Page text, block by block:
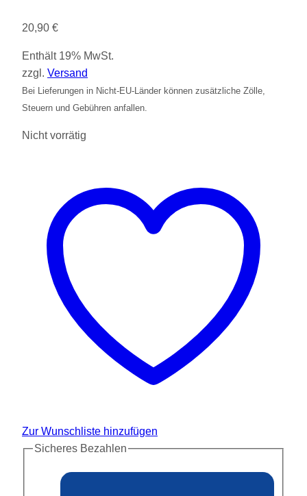
20,90 €
Enthält 19% MwSt.
zzgl. Versand
Bei Lieferungen in Nicht-EU-Länder können zusätzliche Zölle,
Steuern und Gebühren anfallen.
Nicht vorrätig
Zur Wunschliste hinzufügen
Sicheres Bezahlen